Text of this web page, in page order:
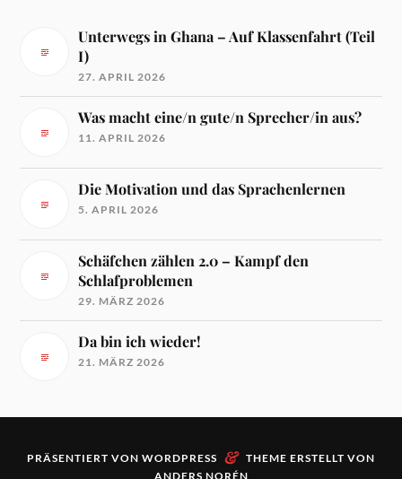
Unterwegs in Ghana – Auf Klassenfahrt (Teil
I)
27. APRIL 2026
Was macht eine/n gute/n Sprecher/in aus?
11. APRIL 2026
Die Motivation und das Sprachenlernen
5. APRIL 2026
Schäfchen zählen 2.0 – Kampf den
Schlafproblemen
29. MÄRZ 2026
Da bin ich wieder!
21. MÄRZ 2026
PRÄSENTIERT VON WORDPRESS & THEME ERSTELLT VON
ANDERS NORÉN